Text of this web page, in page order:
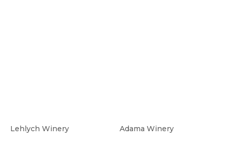
Lehlych Winery Adama Winery